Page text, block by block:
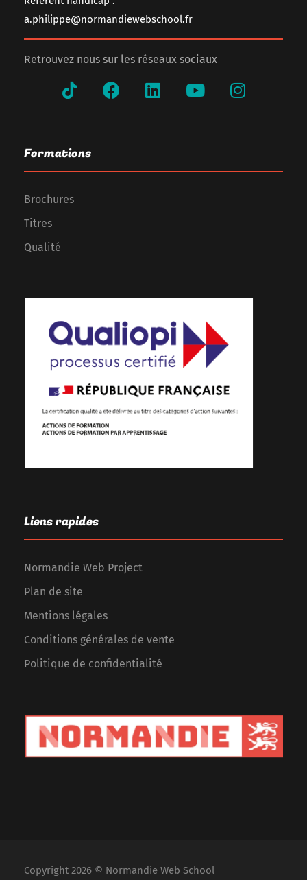
a.philippe@normandiewebschool.fr
Retrouvez nous sur les réseaux sociaux
Formations
Brochures
Titres
Qualité
Liens rapides
Normandie Web Project
Plan de site
Mentions légales
Conditions générales de vente
Politique de confidentialité
Copyright 2026 © Normandie Web School